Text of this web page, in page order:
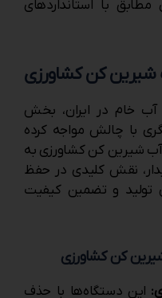
با استانداردهای
شیرین کن کشاورزی
خام در ایران، بخش
با چالش مواجه کرده
شیرین ‌کن کشاورزی به
نقش کلیدی در حفظ
تولید و تضمین کیفیت
‌کن کشاورزی
این دستگاه‌ها با حذف